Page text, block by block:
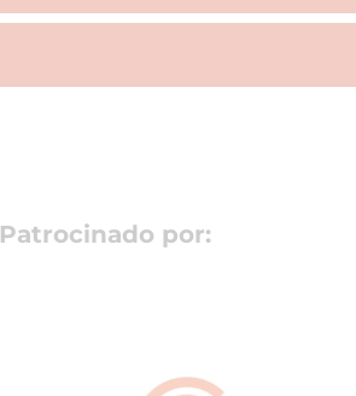
Patrocinado por: